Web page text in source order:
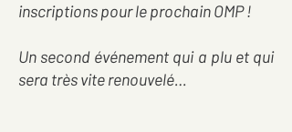
inscriptions pour le prochain OMP !
Un second événement qui a plu et qui
sera très vite renouvelé…